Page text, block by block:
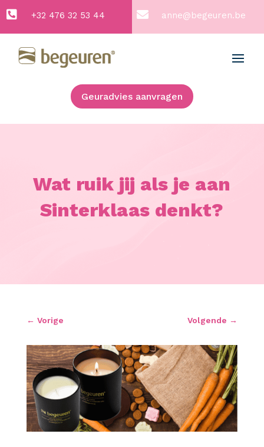
 +32 476 32 53 44  anne@begeuren.be
Geuradvies aanvragen
Wat ruik jij als je aan
Sinterklaas denkt?
← Vorige Volgende →